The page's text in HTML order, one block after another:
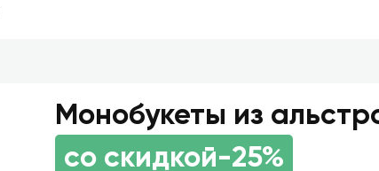
Монобукеты из
со скидкой-25%